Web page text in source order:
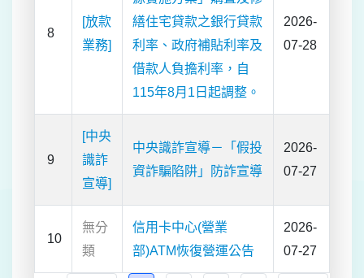
8
[放款
業務]
繕住宅貸款之銀行貸款
利率、政府補貼利率及
借款人負擔利率，自
115年8月1日起調整。
2026-
07-28
9
[中央
識詐
宣導]
中央識詐宣導－「假投
資詐騙陷阱」防詐宣導
2026-
07-27
10
無分
類
信用卡中心(營業
部)ATM恢復營運公告
2026-
07-27